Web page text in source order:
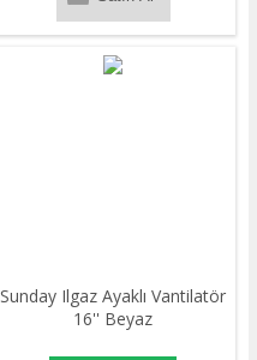
Sunday Ilgaz Ayaklı Vantilatör
16'' Beyaz